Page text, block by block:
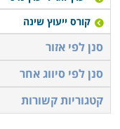
קורס ייעוץ שינה
סנן לפי אזור
סנן לפי סיווג אחר
קטגוריות קשורות